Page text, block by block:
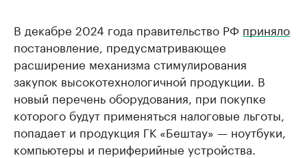
В декабре 2024 года правительство РФ приняло
постановление, предусматривающее
расширение механизма стимулирования
закупок высокотехнологичной продукции. В
новый перечень оборудования, при покупке
которого будут применяться налоговые льготы,
попадает и продукция ГК «Бештау» — ноутбуки,
компьютеры и периферийные устройства.